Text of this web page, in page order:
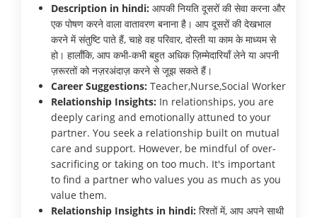
Description in hindi: आपकी नियति दूसरों की सेवा करना और
एक पोषण करने वाला वातावरण बनाना है। आप दूसरों की देखभाल
करने में संतुष्टि पाते हैं, चाहे वह परिवार, दोस्ती या काम के माध्यम से
हो। हालाँकि, आप कभी-कभी बहुत अधिक ज़िम्मेदारियाँ लेने या अपनी
ज़रूरतों को नज़रअंदाज़ करने से जूझ सकते हैं।
Career Suggestions: Teacher,Nurse,Social Worker
Relationship Insights: In relationships, you are
deeply caring and emotionally attuned to your
partner. You seek a relationship built on mutual
care and support. However, be mindful of over-
sacrificing or taking on too much. It's important
to find a partner who values you as much as you
value them.
Relationship Insights in hindi: रिश्तों में, आप अपने साथी